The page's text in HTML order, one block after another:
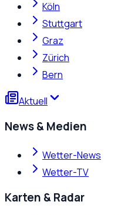
Köln
Stuttgart
Graz
Zürich
Bern
Aktuell
News & Medien
Wetter-News
Wetter-TV
Karten & Radar